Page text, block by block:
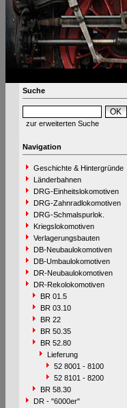
Suche
zur erweiterten Suche
Navigation
Geschichte & Hintergründe
Länderbahnen
DRG-Einheitslokomotiven
DRG-Zahnradlokomotiven
DRG-Schmalspurlok.
Kriegslokomotiven
Verlagerungsbauten
DB-Neubaulokomotiven
DB-Umbaulokomotiven
DR-Neubaulokomotiven
DR-Rekolokomotiven
BR 01.5
BR 03.10
BR 22
BR 50.35
BR 52.80
Lieferung
52 8001 - 8100
52 8101 - 8200
BR 58.30
DR - "6000er"